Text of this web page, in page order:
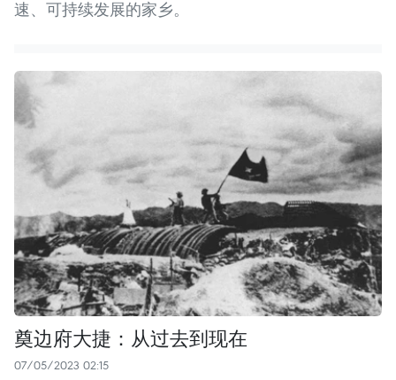
速、可持续发展的家乡。
奠边府大捷：从过去到现在
07/05/2023 02:15